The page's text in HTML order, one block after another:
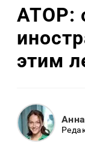
АТОР:
этим